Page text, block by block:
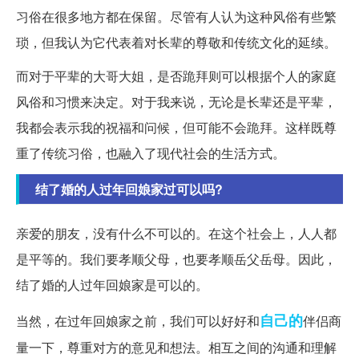
习俗在很多地方都在保留。尽管有人认为这种风俗有些繁
琐，但我认为它代表着对长辈的尊敬和传统文化的延续。
而对于平辈的大哥大姐，是否跪拜则可以根据个人的家庭
风俗和习惯来决定。对于我来说，无论是长辈还是平辈，
我都会表示我的祝福和问候，但可能不会跪拜。这样既尊
重了传统习俗，也融入了现代社会的生活方式。
结了婚的人过年回娘家过可以吗?
亲爱的朋友，没有什么不可以的。在这个社会上，人人都
是平等的。我们要孝顺父母，也要孝顺岳父岳母。因此，
结了婚的人过年回娘家是可以的。
当然，在过年回娘家之前，我们可以好好和自己的伴侣商
量一下，尊重对方的意见和想法。相互之间的沟通和理解